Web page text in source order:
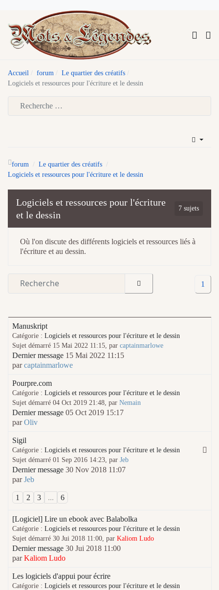
Accueil forum
Le quartier des créatifs
Logiciels et ressources pour l'écriture et le dessin
forum
Le quartier des créatifs
Logiciels et ressources pour l'écriture et le dessin
Logiciels et ressources pour l'écriture
et le dessin
7 sujets
Où l'on discute des différents logiciels et ressources liés à
l'écriture et au dessin.
1
Manuskript
Catégorie : Logiciels et ressources pour l'écriture et le dessin
Sujet démarré 15 Mai 2022 11:15, par captainmarlowe
Dernier message 15 Mai 2022 11:15
parcaptainmarlowe
Pourpre.com
Catégorie : Logiciels et ressources pour l'écriture et le dessin
Sujet démarré 04 Oct 2019 21:48, par Nemain
Dernier message 05 Oct 2019 15:17
parOliv
Sigil
Catégorie : Logiciels et ressources pour l'écriture et le dessin
Sujet démarré 01 Sep 2016 14:23, par Jeb
Dernier message 30 Nov 2018 11:07
parJeb
1 2 3 ... 6
[Logiciel] Lire un ebook avec Balabolka
Catégorie : Logiciels et ressources pour l'écriture et le dessin
Sujet démarré 30 Jui 2018 11:00, par Kaliom Ludo
Dernier message 30 Jui 2018 11:00
parKaliom Ludo
Les logiciels d'appui pour écrire
Catégorie : Logiciels et ressources pour l'écriture et le dessin